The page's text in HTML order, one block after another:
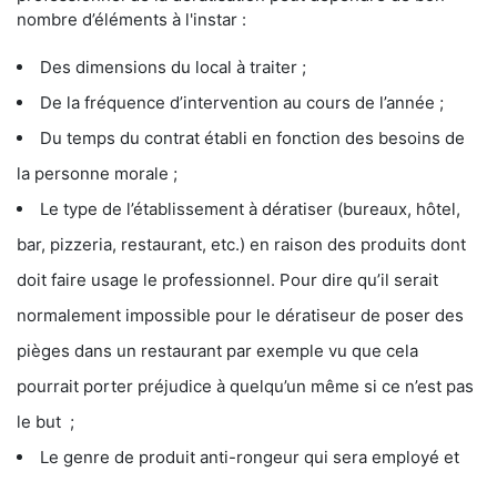
nombre d’éléments à l'instar :
Des dimensions du local à traiter ;
De la fréquence d’intervention au cours de l’année ;
Du temps du contrat établi en fonction des besoins de
la personne morale ;
Le type de l’établissement à dératiser (bureaux, hôtel,
bar, pizzeria, restaurant, etc.) en raison des produits dont
doit faire usage le professionnel. Pour dire qu’il serait
normalement impossible pour le dératiseur de poser des
pièges dans un restaurant par exemple vu que cela
pourrait porter préjudice à quelqu’un même si ce n’est pas
le but ;
Le genre de produit anti-rongeur qui sera employé et